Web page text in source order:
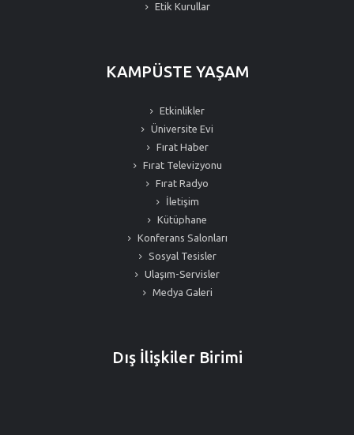
Etik Kurullar
KAMPÜSTE YAŞAM
Etkinlikler
Üniversite Evi
Fırat Haber
Fırat Televizyonu
Fırat Radyo
İletişim
Kütüphane
Konferans Salonları
Sosyal Tesisler
Ulaşım-Servisler
Medya Galeri
Dış İlişkiler Birimi